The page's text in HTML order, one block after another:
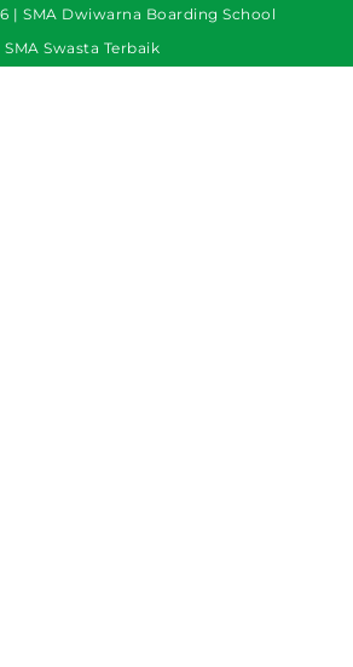
| SMA Dwiwarna Boarding School
SMA Swasta Terbaik